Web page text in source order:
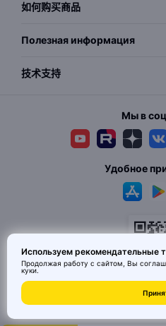
如何购买商品
Полезная информация
技术支持
Мы в
© 2026 MAI HE MAI. Маркетплейс
Китая по ценам
Удобное
Используем рекомендательные
Продолжая работу с сайтом, Вы
куки.